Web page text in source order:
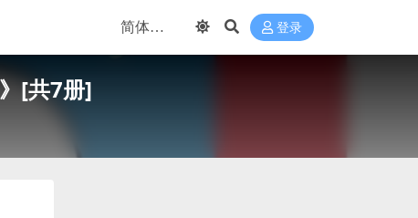
登录
[共7册]